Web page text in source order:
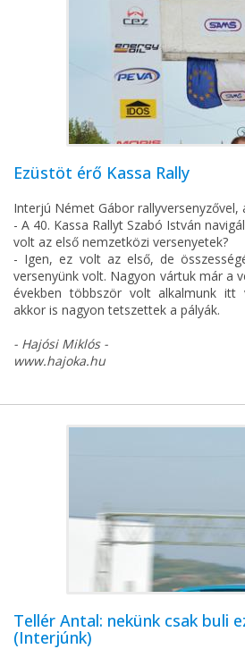
Ezüstöt érő Kassa Rally
Interjú Német Gábor rallyversenyzővel,
- A 40. Kassa Rallyt Szabó István
volt az első nemzetközi versenyetek?
- Igen, ez volt az első, de
versenyünk volt. Nagyon vártuk már a
években többször volt alkalmunk itt
akkor is nagyon tetszettek a pályák.
- Hajósi Miklós -
www.hajoka.hu
Tellér Antal: nekünk csak buli
(Interjúnk)